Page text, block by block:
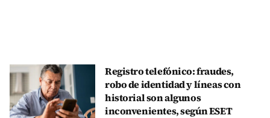
Registro telefónico: fraudes,
robo de identidad y líneas con
historial son algunos
inconvenientes, según ESET